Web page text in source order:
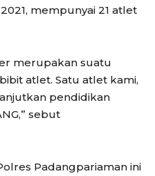
mempunyai 21 atlet
merupakan suatu
atlet. Satu atlet kami,
pendidikan
sebut
Padangpariaman ini